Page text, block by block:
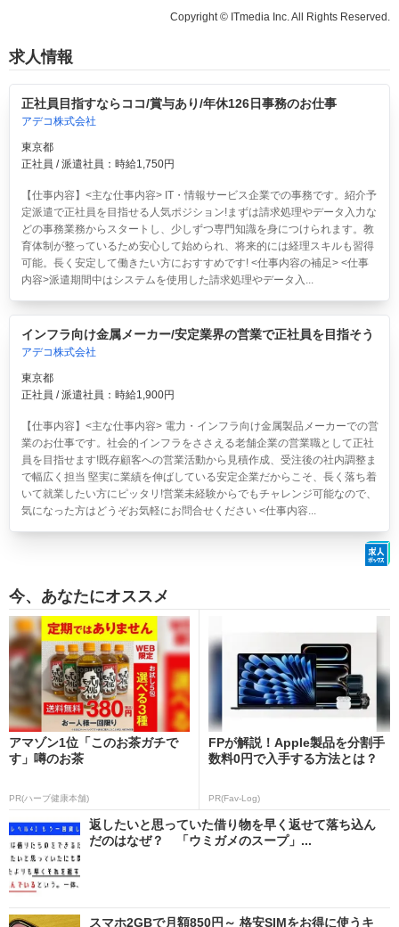
Copyright © ITmedia Inc. All Rights Reserved.
求人情報
正社員目指すならココ/賞与あり/年休126日事務のお仕事
アデコ株式会社
東京都
正社員 / 派遣社員：時給1,750円
【仕事内容】<主な仕事内容> IT・情報サービス企業での事務です。紹介予
定派遣で正社員を目指せる人気ポジション!まずは請求処理やデータ入力な
どの事務業務からスタートし、少しずつ専門知識を身につけられます。教
育体制が整っているため安心して始められ、将来的には経理スキルも習得
可能。長く安定して働きたい方におすすめです! <仕事内容の補足> <仕事
内容>派遣期間中はシステムを使用した請求処理やデータ入...
インフラ向け金属メーカー/安定業界の営業で正社員を目指そう
アデコ株式会社
東京都
正社員 / 派遣社員：時給1,900円
【仕事内容】<主な仕事内容> 電力・インフラ向け金属製品メーカーでの営
業のお仕事です。社会的インフラをささえる老舗企業の営業職として正社
員を目指せます!既存顧客への営業活動から見積作成、受注後の社内調整ま
で幅広く担当 堅実に業績を伸ばしている安定企業だからこそ、長く落ち着
いて就業したい方にピッタリ!営業未経験からでもチャレンジ可能なので、
気になった方はどうぞお気軽にお問合せください <仕事内容...
今、あなたにオススメ
アマゾン1位「このお茶ガチで
す」噂のお茶
PR(ハーブ健康本舗)
FPが解説！Apple製品を分割手
数料0円で入手する方法とは？
PR(Fav-Log)
返したいと思っていた借り物を早く返せて落ち込ん
だのはなぜ？ 「ウミガメのスープ」...
スマホ2GBで月額850円～ 格安SIMをお得に使うキ